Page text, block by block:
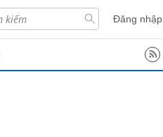
Đăng nhập